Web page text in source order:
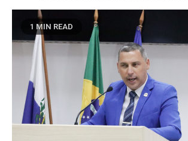
1 MIN READ